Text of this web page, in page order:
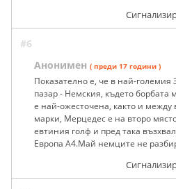
#6
Анонимен ( преди 17 години )
Показателно е, че в най-големия
пазар - Немския, където
е най-ожесточена, както и
марки, Мерцедес е на второ
евтиния голф и пред така
Европа А4.Май немците не